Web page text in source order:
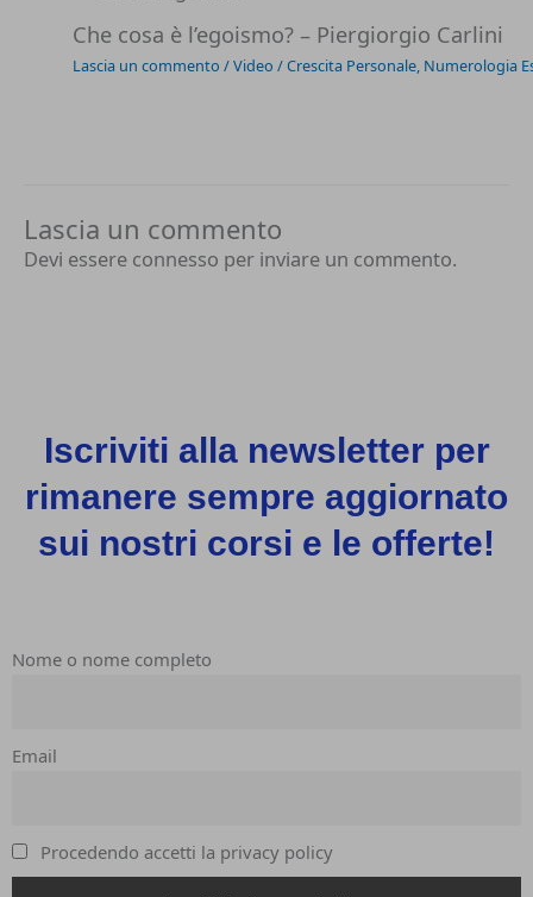
Che cosa è l’egoismo? – Piergiorgio Carlini
Lascia un commento /Video /Crescita Personale, Numerologia
Lascia un commento
Devi essere connesso per inviare un commento.
Iscriviti alla newsletter per
rimanere sempre aggiornato
sui nostri corsi e le offerte!
Nome o nome completo
Email
Procedendo accetti la privacy policy